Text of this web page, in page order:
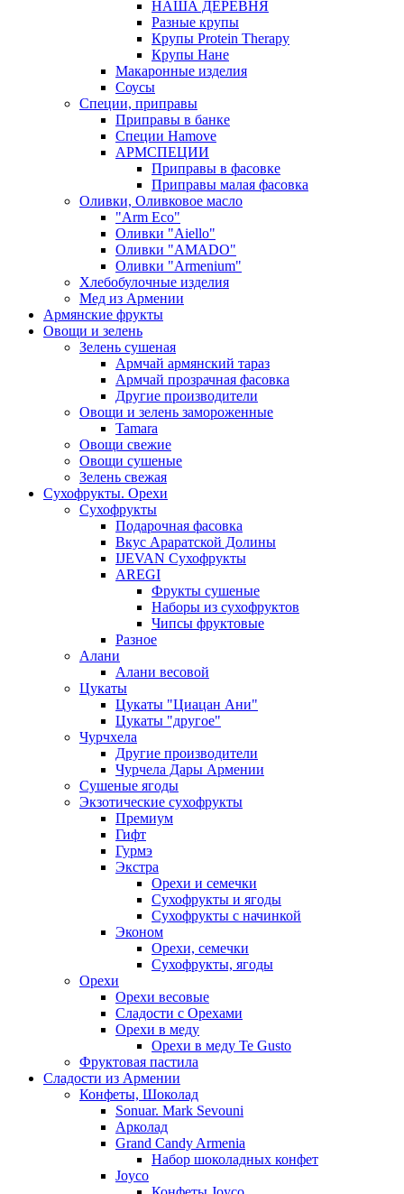
НАША ДЕРЕВНЯ
Разные крупы
Крупы Protein Therapy
Крупы Нане
Макаронные изделия
Соусы
Специи, приправы
Приправы в банке
Специи Hamove
АРМСПЕЦИИ
Приправы в фасовке
Приправы малая фасовка
Оливки, Оливковое масло
"Arm Eco"
Оливки "Aiello"
Оливки "AMADO"
Оливки "Armenium"
Хлебобулочные изделия
Мед из Армении
Армянские фрукты
Овощи и зелень
Зелень сушеная
Армчай армянский тараз
Армчай прозрачная фасовка
Другие производители
Овощи и зелень замороженные
Tamara
Овощи свежие
Овощи сушеные
Зелень свежая
Сухофрукты. Орехи
Сухофрукты
Подарочная фасовка
Вкус Араратской Долины
IJEVAN Сухофрукты
AREGI
Фрукты сушеные
Наборы из сухофруктов
Чипсы фруктовые
Разное
Алани
Алани весовой
Цукаты
Цукаты "Циацан Ани"
Цукаты "другое"
Чурчхела
Другие производители
Чурчела Дары Армении
Сушеные ягоды
Экзотические сухофрукты
Премиум
Гифт
Гурмэ
Экстра
Орехи и семечки
Сухофрукты и ягоды
Сухофрукты с начинкой
Эконом
Орехи, семечки
Сухофрукты, ягоды
Орехи
Орехи весовые
Сладости с Орехами
Орехи в меду
Орехи в меду Te Gusto
Фруктовая пастила
Сладости из Армении
Конфеты, Шоколад
Sonuar. Mark Sevouni
Арколад
Grand Candy Armenia
Набор шоколадных конфет
Joyco